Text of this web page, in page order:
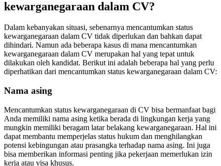
kewarganegaraan dalam CV?
Dalam kebanyakan situasi, sebenarnya mencantumkan status
kewarganegaraan dalam CV tidak diperlukan dan bahkan dapat
dihindari. Namun ada beberapa kasus di mana mencantumkan
kewarganegaraan dalam CV merupakan hal yang tepat untuk
dilakukan oleh kandidat. Berikut ini adalah beberapa hal yang perlu
diperhatikan dari mencantumkan status kewarganegaraan dalam CV:
Nama asing
Mencantumkan status kewarganegaraan di CV bisa bermanfaat bagi
Anda memiliki nama asing ketika berada di lingkungan kerja yang
mungkin memiliki beragam latar belakang kewarganegaraan. Hal ini
dapat membantu memperjelas status hukum dan menghilangkan
potensi kebingungan atau prasangka terhadap nama asing. Ini juga
bisa memberikan informasi penting jika pekerjaan memerlukan izin
kerja atau visa khusus.